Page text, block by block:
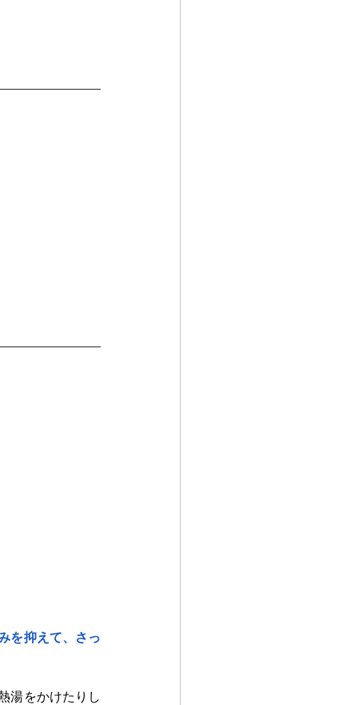
を抑えて、さっ
湯をかけたりし